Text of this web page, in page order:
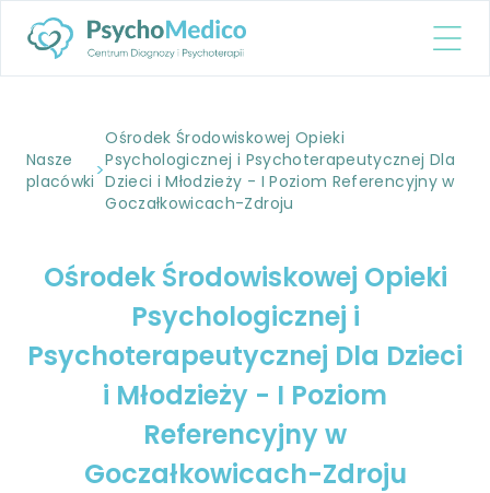
Nasze
placówki >
Ośrodek Środowiskowej Opieki
Psychologicznej i Psychoterapeutycznej Dla
Dzieci i Młodzieży - I Poziom Referencyjny w
Goczałkowicach-Zdroju
Ośrodek Środowiskowej Opieki
Psychologicznej i
Psychoterapeutycznej Dla Dzieci
i Młodzieży - I Poziom
Referencyjny w
Goczałkowicach-Zdroju